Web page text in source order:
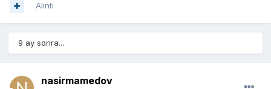
Alıntı
9 ay sonra...
nasirmamedov